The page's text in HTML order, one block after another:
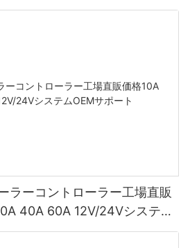
WIFI通信をサポート
ラーコントローラー工場直販
40A 60A 12V/24Vシステム